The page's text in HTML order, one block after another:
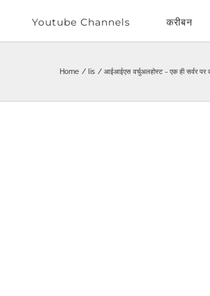
Youtube Channels करीबन
Home Iis आईआईएस वर्चुअलहोस्ट - एक ही सर्वर पर